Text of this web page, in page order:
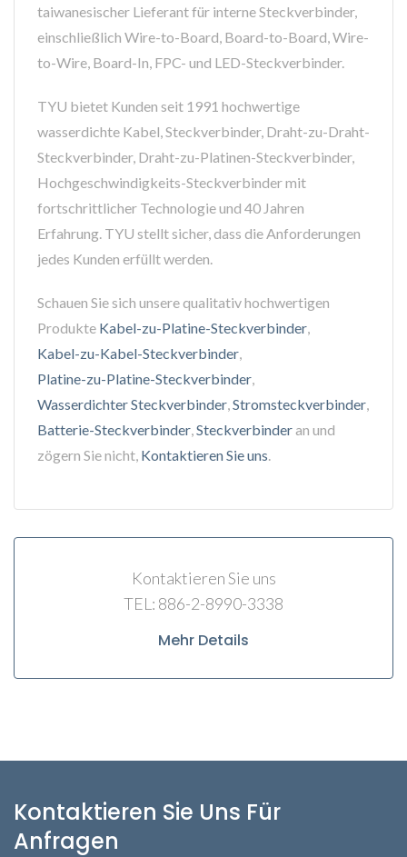
taiwanesischer Lieferant für interne Steckverbinder,
einschließlich Wire-to-Board, Board-to-Board, Wire-
to-Wire, Board-In, FPC- und LED-Steckverbinder.
TYU bietet Kunden seit 1991 hochwertige
wasserdichte Kabel, Steckverbinder, Draht-zu-Draht-
Steckverbinder, Draht-zu-Platinen-Steckverbinder,
Hochgeschwindigkeits-Steckverbinder mit
fortschrittlicher Technologie und 40 Jahren
Erfahrung. TYU stellt sicher, dass die Anforderungen
jedes Kunden erfüllt werden.
Schauen Sie sich unsere qualitativ hochwertigen
Produkte Kabel-zu-Platine-Steckverbinder
Kabel-zu-Kabel-Steckverbinder
Platine-zu-Platine-Steckverbinder
Wasserdichter Steckverbinder Stromsteckverbinder
Batterie-Steckverbinder Steckverbinderan und
zögern Sie nicht, Kontaktieren Sie uns
Kontaktieren Sie uns
TEL: 886-2-8990-3338
Mehr Details
Kontaktieren Sie Uns Für
Anfragen